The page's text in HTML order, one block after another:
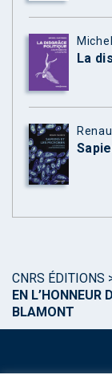
La
CNRS ÉDITIONS
EN L’HONNEUR
BLAMONT